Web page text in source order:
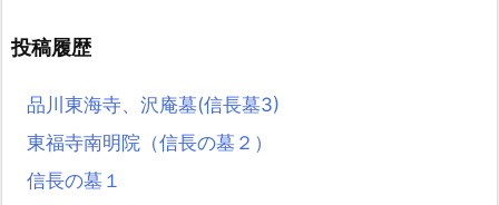
投稿履歴
品川東海寺、沢庵墓(信長墓3)
東福寺南明院（信長の墓２）
信長の墓１